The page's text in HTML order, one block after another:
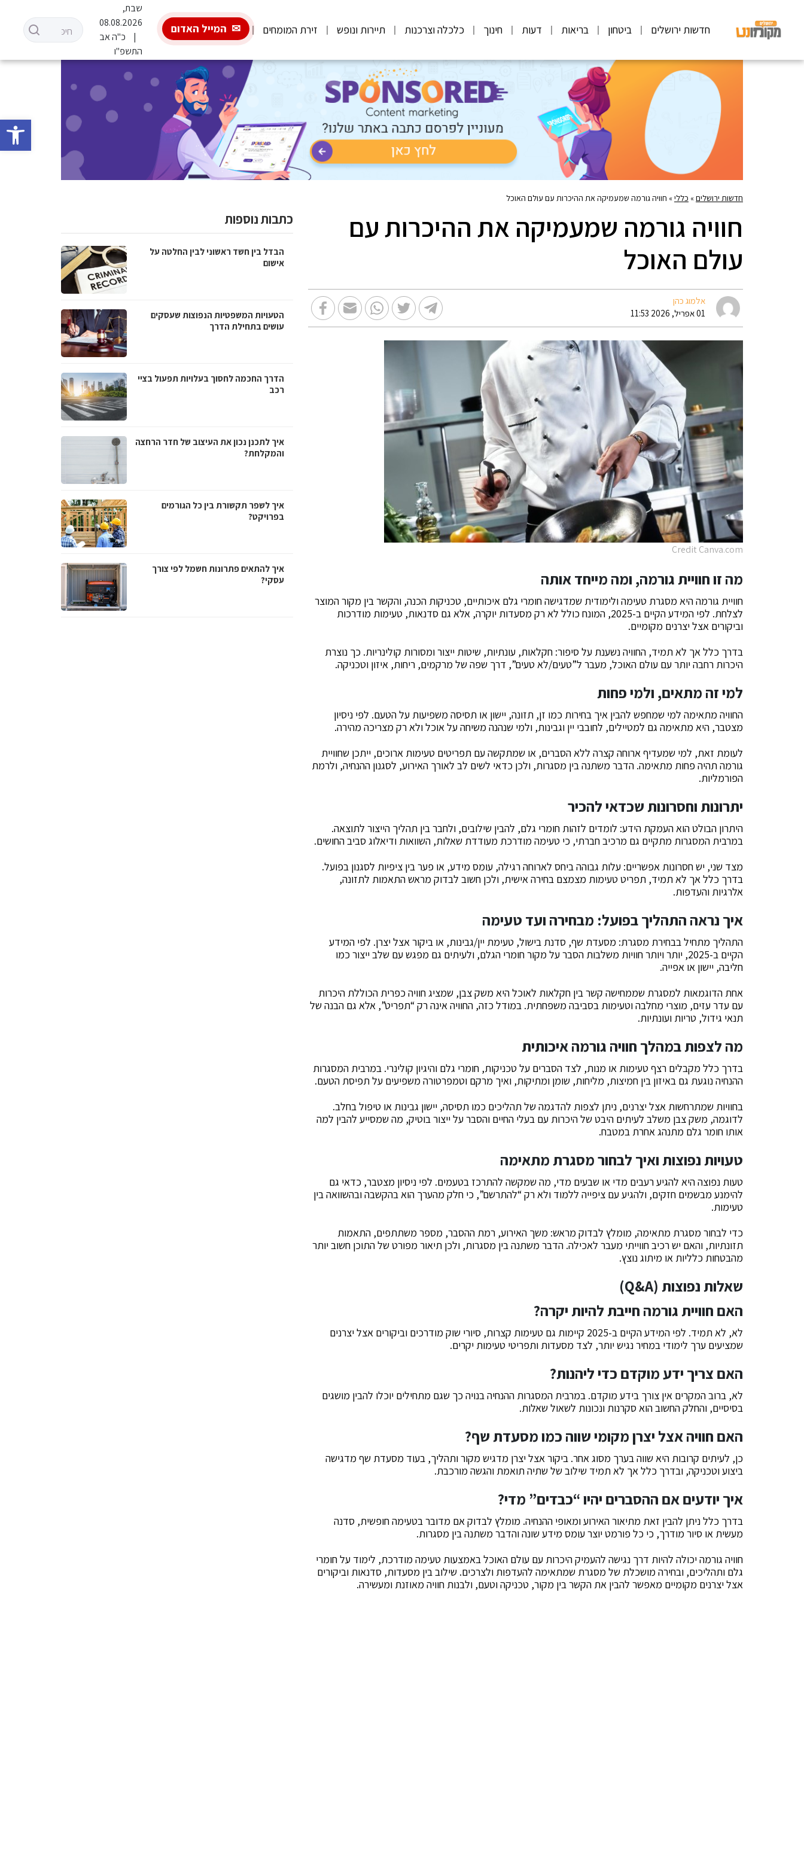
פתח
חדשות ירושלים ביטחון בריאות דעות חינוך כלכלה וצרכנות תיירות ונופש זירת המומחים המייל האדום
שבת,
08.08.2026
כ"ה אב
התשפ"ו
חדשות ירושלים» כללי» חוויה גורמה שמעמיקה את ההיכרות עם עולם האוכל
חוויה גורמה שמעמיקה את ההיכרות עם
עולם האוכל
אלמוג כהן
01 אפריל, 2026 11:53
Credit Canva.com
מה זו חוויית גורמה, ומה מייחד אותה
חוויית גורמה היא מסגרת טעימה ולימודית שמדגישה חומרי גלם איכותיים, טכניקות הכנה, והקשר בין מקור המוצר
לצלחת. לפי המידע הקיים ב-2025, המונח כולל לא רק מסעדות יוקרה, אלא גם סדנאות, טעימות מודרכות
וביקורים אצל יצרנים מקומיים.
בדרך כלל אך לא תמיד, החוויה נשענת על סיפור: חקלאות, עונתיות, שיטות ייצור ומסורות קולינריות. כך נוצרת
היכרות רחבה יותר עם עולם האוכל, מעבר ל”טעים/לא טעים”, דרך שפה של מרקמים, ריחות, איזון וטכניקה.
למי זה מתאים, ולמי פחות
החוויה מתאימה למי שמחפש להבין איך בחירות כמו זן, תזונה, יישון או תסיסה משפיעות על הטעם. לפי ניסיון
מצטבר, היא מתאימה גם למטיילים, לחובבי יין וגבינות, ולמי שנהנה משיחה על אוכל ולא רק מצריכה מהירה.
לעומת זאת, למי שמעדיף ארוחה קצרה ללא הסברים, או שמתקשה עם תפריטים טעימות ארוכים, ייתכן שחוויית
גורמה תהיה פחות מתאימה. הדבר משתנה בין מסגרות, ולכן כדאי לשים לב לאורך האירוע, לסגנון ההנחיה, ולרמת
הפורמליות.
יתרונות וחסרונות שכדאי להכיר
היתרון הבולט הוא העמקת הידע: לומדים לזהות חומרי גלם, להבין שילובים, ולחבר בין תהליך הייצור לתוצאה.
במרבית המסגרות מתקיים גם מרכיב חברתי, כי טעימה מודרכת מעודדת שאלות, השוואות ודיאלוג סביב החושים.
מצד שני, יש חסרונות אפשריים: עלות גבוהה ביחס לארוחה רגילה, עומס מידע, או פער בין ציפיות לסגנון בפועל.
בדרך כלל אך לא תמיד, תפריט טעימות מצמצם בחירה אישית, ולכן חשוב לבדוק מראש התאמות לתזונה,
אלרגיות והעדפות.
איך נראה התהליך בפועל: מבחירה ועד טעימה
התהליך מתחיל בבחירת מסגרת: מסעדת שף, סדנת בישול, טעימת יין/גבינות, או ביקור אצל יצרן. לפי המידע
הקיים ב-2025, יותר ויותר חוויות משלבות הסבר על מקור חומרי הגלם, ולעיתים גם מפגש עם שלב ייצור כמו
חליבה, יישון או אפייה.
אחת הדוגמאות למסגרת שממחישה קשר בין חקלאות לאוכל היא משק צבן, שמציג חוויה כפרית הכוללת היכרות
עם עדר עזים, מוצרי מחלבה וטעימות בסביבה משפחתית. במודל כזה, החוויה אינה רק “תפריט”, אלא גם הבנה של
תנאי גידול, טריות ועונתיות.
מה לצפות במהלך חוויה גורמה איכותית
בדרך כלל מקבלים רצף טעימות או מנות, לצד הסברים על טכניקות, חומרי גלם והיגיון קולינרי. במרבית המסגרות
ההנחיה נוגעת גם באיזון בין חמיצות, מליחות, שומן ומתיקות, ואיך מרקם וטמפרטורה משפיעים על תפיסת הטעם.
בחוויות שמתרחשות אצל יצרנים, ניתן לצפות להדגמה של תהליכים כמו תסיסה, יישון גבינות או טיפול בחלב.
לדוגמה, משק צבן משלב לעיתים היבט של היכרות עם בעלי החיים והסבר על ייצור בוטיק, מה שמסייע להבין למה
אותו חומר גלם מתנהג אחרת במטבח.
טעויות נפוצות ואיך לבחור מסגרת מתאימה
טעות נפוצה היא להגיע רעבים מדי או שבעים מדי, מה שמקשה להתרכז בטעמים. לפי ניסיון מצטבר, כדאי גם
להימנע מבשמים חזקים, ולהגיע עם ציפייה ללמוד ולא רק “להתרשם”, כי חלק מהערך הוא בהקשבה ובהשוואה בין
טעימות.
כדי לבחור מסגרת מתאימה, מומלץ לבדוק מראש: משך האירוע, רמת ההסבר, מספר משתתפים, התאמות
תזונתיות, והאם יש רכיב חווייתי מעבר לאכילה. הדבר משתנה בין מסגרות, ולכן תיאור מפורט של התוכן חשוב יותר
מהבטחות כלליות או מיתוג נוצץ.
שאלות נפוצות (Q&A)
האם חוויית גורמה חייבת להיות יקרה?
לא, לא תמיד. לפי המידע הקיים ב-2025 קיימות גם טעימות קצרות, סיורי שוק מודרכים וביקורים אצל יצרנים
שמציעים ערך לימודי במחיר נגיש יותר, לצד מסעדות ותפריטי טעימות יקרים.
האם צריך ידע מוקדם כדי ליהנות?
לא, ברוב המקרים אין צורך בידע מוקדם. במרבית המסגרות ההנחיה בנויה כך שגם מתחילים יוכלו להבין מושגים
בסיסיים, והחלק החשוב הוא סקרנות ונכונות לשאול שאלות.
האם חוויה אצל יצרן מקומי שווה כמו מסעדת שף?
כן, לעיתים קרובות היא שווה בערך מסוג אחר. ביקור אצל יצרן מדגיש מקור ותהליך, בעוד מסעדת שף מדגישה
ביצוע וטכניקה, ובדרך כלל אך לא תמיד שילוב של שתיה תואמת והגשה מורכבת.
איך יודעים אם ההסברים יהיו “כבדים” מדי?
בדרך כלל ניתן להבין זאת מתיאור האירוע ומאופי ההנחיה. מומלץ לבדוק אם מדובר בטעימה חופשית, סדנה
מעשית או סיור מודרך, כי כל פורמט יוצר עומס מידע שונה והדבר משתנה בין מסגרות.
חוויה גורמה יכולה להיות דרך נגישה להעמיק היכרות עם עולם האוכל באמצעות טעימה מודרכת, לימוד על חומרי
גלם ותהליכים, ובחירה מושכלת של מסגרת שמתאימה להעדפות ולצרכים. שילוב בין מסעדות, סדנאות וביקורים
אצל יצרנים מקומיים מאפשר להבין את הקשר בין מקור, טכניקה וטעם, ולבנות חוויה מאוזנת ומעשירה.
כתבות נוספות
הבדל בין חשד ראשוני לבין החלטה על
אישום
הטעויות המשפטיות הנפוצות שעסקים
עושים בתחילת הדרך
הדרך החכמה לחסוך בעלויות תפעול בציי
רכב
איך לתכנן נכון את העיצוב של חדר הרחצה
והמקלחת?
איך לשפר תקשורת בין כל הגורמים
בפרויקט?
איך להתאים פתרונות חשמל לפי צורך
עסקי?